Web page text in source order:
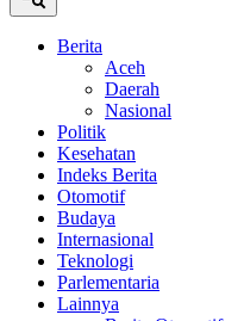
Berita
Aceh
Daerah
Nasional
Politik
Kesehatan
Indeks Berita
Otomotif
Budaya
Internasional
Teknologi
Parlementaria
Lainnya